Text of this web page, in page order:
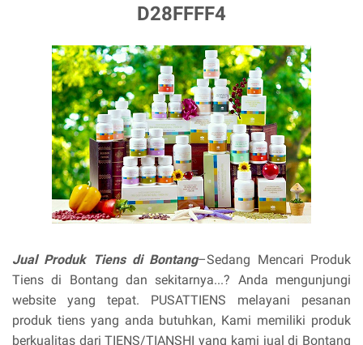
D28FFFF4
Jual Produk Tiens di Bontang–Sedang Mencari Produk
Tiens di Bontang dan sekitarnya...? Anda mengunjungi
website yang tepat. PUSATTIENS melayani pesanan
produk tiens yang anda butuhkan, Kami memiliki produk
berkualitas dari TIENS/TIANSHI yang kami jual di Bontang